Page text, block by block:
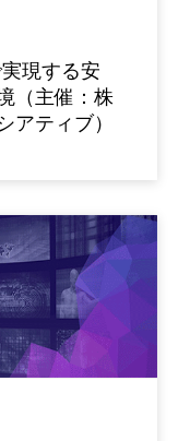
現する安
（主催：株
アティブ）